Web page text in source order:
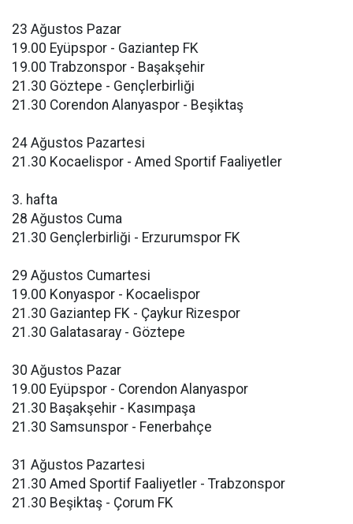
23 Ağustos Pazar
19.00 Eyüpspor - Gaziantep FK
19.00 Trabzonspor - Başakşehir
21.30 Göztepe - Gençlerbirliği
21.30 Corendon Alanyaspor - Beşiktaş
24 Ağustos Pazartesi
21.30 Kocaelispor - Amed Sportif Faaliyetler
3. hafta
28 Ağustos Cuma
21.30 Gençlerbirliği - Erzurumspor FK
29 Ağustos Cumartesi
19.00 Konyaspor - Kocaelispor
21.30 Gaziantep FK - Çaykur Rizespor
21.30 Galatasaray - Göztepe
30 Ağustos Pazar
19.00 Eyüpspor - Corendon Alanyaspor
21.30 Başakşehir - Kasımpaşa
21.30 Samsunspor - Fenerbahçe
31 Ağustos Pazartesi
21.30 Amed Sportif Faaliyetler - Trabzonspor
21.30 Beşiktaş - Çorum FK